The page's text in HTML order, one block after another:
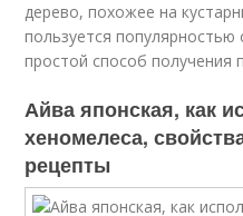
дерево, похожее на
пользуется
простой способ получения
Айва японская, как
хеномелеса,
рецепты